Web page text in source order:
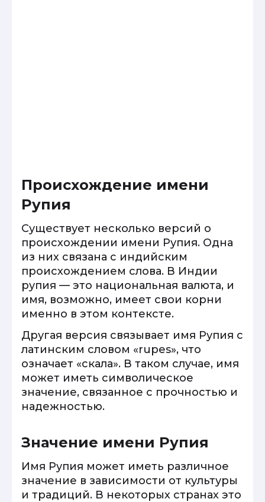
Происхождение имени
Рупия
Существует несколько версий о
происхождении имени Рупия. Одна
из них связана с индийским
происхождением слова. В Индии
рупия — это национальная валюта, и
имя, возможно, имеет свои корни
именно в этом контексте.
Другая версия связывает имя Рупия с
латинским словом «rupes», что
означает «скала». В таком случае, имя
может иметь символическое
значение, связанное с прочностью и
надежностью.
Значение имени Рупия
Имя Рупия может иметь различное
значение в зависимости от культуры
и традиций. В некоторых странах это